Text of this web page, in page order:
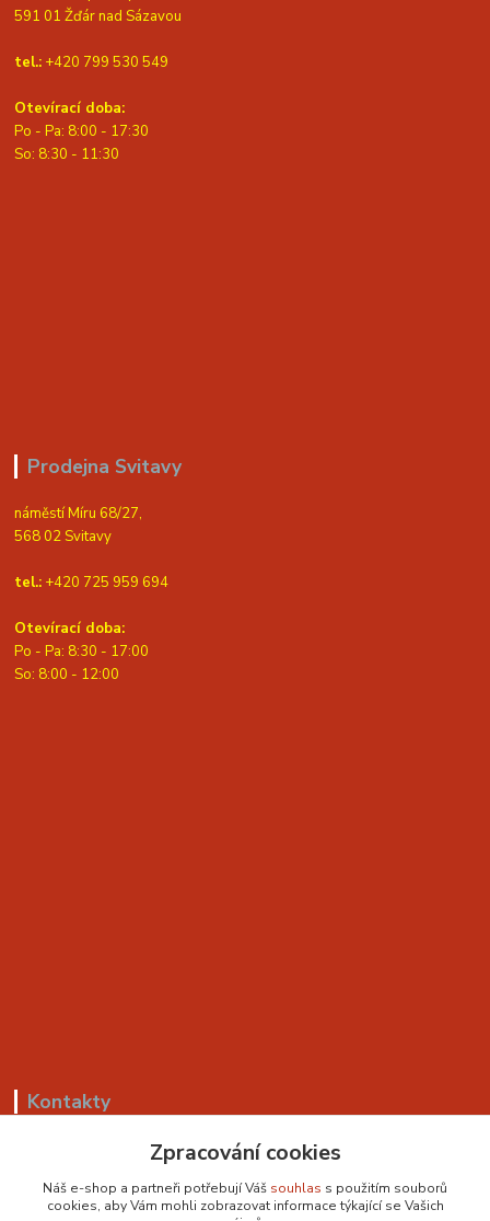
591 01 Žďár nad Sázavou
tel.: +420 799 530 549
Otevírací doba:
Po - Pa: 8:00 - 17:30
So: 8:30 - 11:30
Prodejna Svitavy
náměstí Míru 68/27,
568 02 Svitavy
tel.: +420 725 959 694
Otevírací doba:
Po - Pa: 8:30 - 17:00
So: 8:00 - 12:00
Kontakty
+420 799 530 549
sedackyvysocina@seznam.cz
Zpracování cookies
Náš e-shop a partneři potřebují Váš souhlas s použitím souborů
cookies, aby Vám mohli zobrazovat informace týkající se Vašich